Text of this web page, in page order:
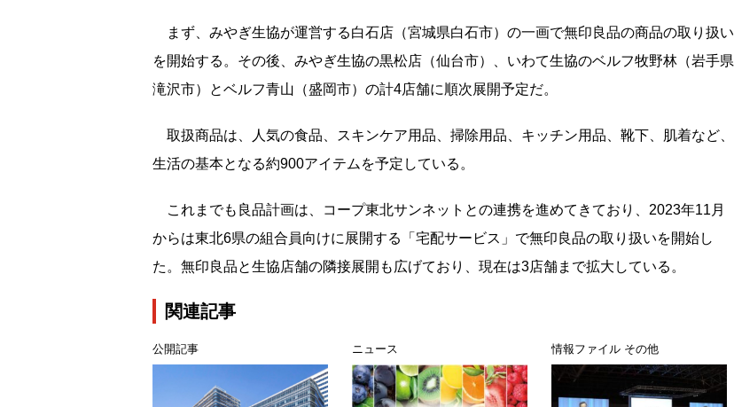
まず、みやぎ生協が運営する白石店（宮城県白石市）の一画で無印良品の商品の取り扱い
を開始する。その後、みやぎ生協の黒松店（仙台市）、いわて生協のベルフ牧野林（岩手県
滝沢市）とベルフ青山（盛岡市）の計4店舗に順次展開予定だ。
取扱商品は、人気の食品、スキンケア用品、掃除用品、キッチン用品、靴下、肌着など、
生活の基本となる約900アイテムを予定している。
これまでも良品計画は、コープ東北サンネットとの連携を進めてきており、2023年11月
からは東北6県の組合員向けに展開する「宅配サービス」で無印良品の取り扱いを開始し
た。無印良品と生協店舗の隣接展開も広げており、現在は3店舗まで拡大している。
関連記事
公開記事 ニュース 情報ファイル その他